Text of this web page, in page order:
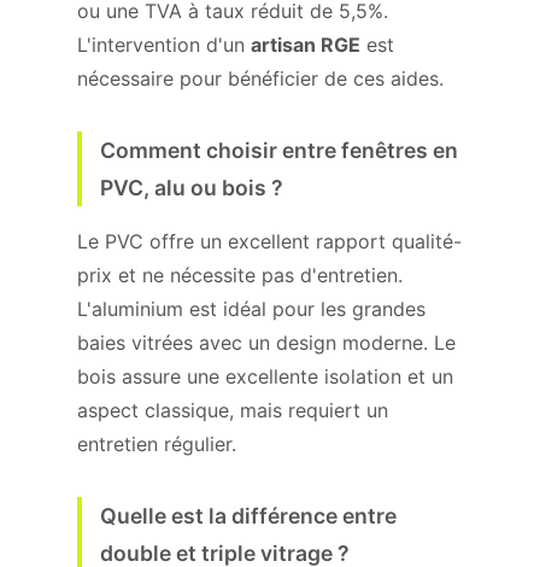
ou une TVA à taux réduit de 5,5%.
L'intervention d'un artisan RGE est
nécessaire pour bénéficier de ces aides.
Comment choisir entre fenêtres en
PVC, alu ou bois ?
Le PVC offre un excellent rapport qualité-
prix et ne nécessite pas d'entretien.
L'aluminium est idéal pour les grandes
baies vitrées avec un design moderne. Le
bois assure une excellente isolation et un
aspect classique, mais requiert un
entretien régulier.
Quelle est la différence entre
double et triple vitrage ?